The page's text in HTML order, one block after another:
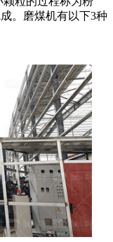
。磨煤机有以下3种